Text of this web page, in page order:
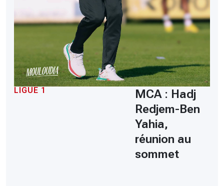
LIGUE 1
MCA : Hadj
Redjem-Ben
Yahia,
réunion au
sommet